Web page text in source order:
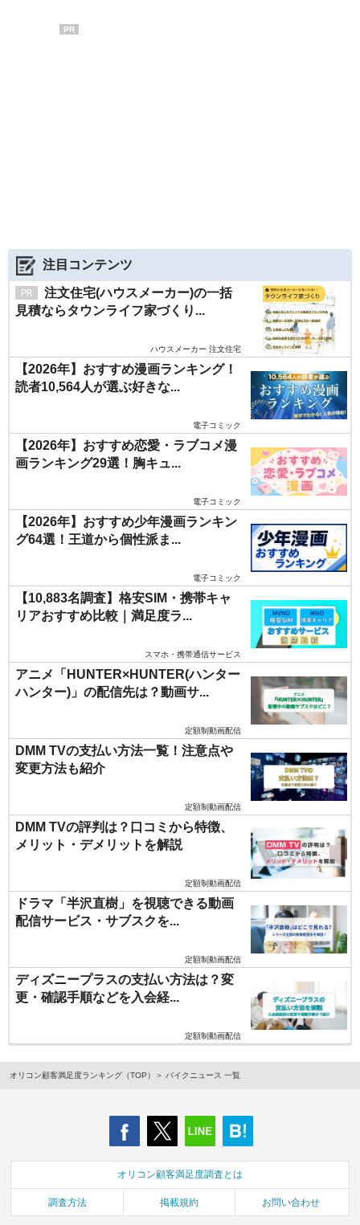
PR
注目コンテンツ
注文住宅(ハウスメーカー)の一括
見積ならタウンライフ家づくり...
ハウスメーカー 注文住宅
【2026年】おすすめ漫画ランキング！
読者10,564人が選ぶ好きな...
電子コミック
【2026年】おすすめ恋愛・ラブコメ漫
画ランキング29選！胸キュ...
電子コミック
【2026年】おすすめ少年漫画ランキン
グ64選！王道から個性派ま...
電子コミック
【10,883名調査】格安SIM・携帯キャ
リアおすすめ比較｜満足度ラ...
スマホ・携帯通信サービス
アニメ「HUNTER×HUNTER(ハンター
ハンター)」の配信先は？動画サ...
定額制動画配信
DMM TVの支払い方法一覧！注意点や
変更方法も紹介
定額制動画配信
DMM TVの評判は？口コミから特徴、
メリット・デメリットを解説
定額制動画配信
ドラマ「半沢直樹」を視聴できる動画
配信サービス・サブスクを...
定額制動画配信
ディズニープラスの支払い方法は？変
更・確認手順などを入会経...
定額制動画配信
オリコン顧客満足度ランキング（TOP） バイクニュース 一覧
オリコン顧客満足度調査とは
調査方法 掲載規約 お問い合わせ